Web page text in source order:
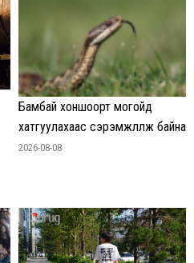
Бамбай хоншоорт могойд
хатгуулахаас сэрэмжлүүлж байна
2026-08-08